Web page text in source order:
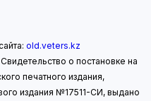
old.veters.kz
о постановке на
печатного издания,
издания №17511-СИ, выдано